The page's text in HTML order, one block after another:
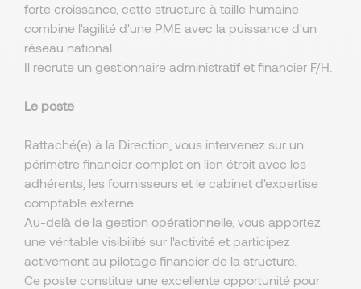
forte croissance, cette structure à taille humaine
combine l'agilité d'une PME avec la puissance d'un
réseau national.
Il recrute un gestionnaire administratif et financier F/H.
Le poste
Rattaché(e) à la Direction, vous intervenez sur un
périmètre financier complet en lien étroit avec les
adhérents, les fournisseurs et le cabinet d'expertise
comptable externe.
Au-delà de la gestion opérationnelle, vous apportez
une véritable visibilité sur l'activité et participez
activement au pilotage financier de la structure.
Ce poste constitue une excellente opportunité pour